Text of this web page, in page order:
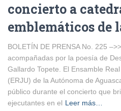
concierto a
emblemáticos de
BOLETÍN DE PRENSA No. 225
acompañadas por la poesía de
Gallardo Topete. El Ensamble
(ERJU) de la Autónoma de
público durante el concierto que
ejecutantes en el Leer más…